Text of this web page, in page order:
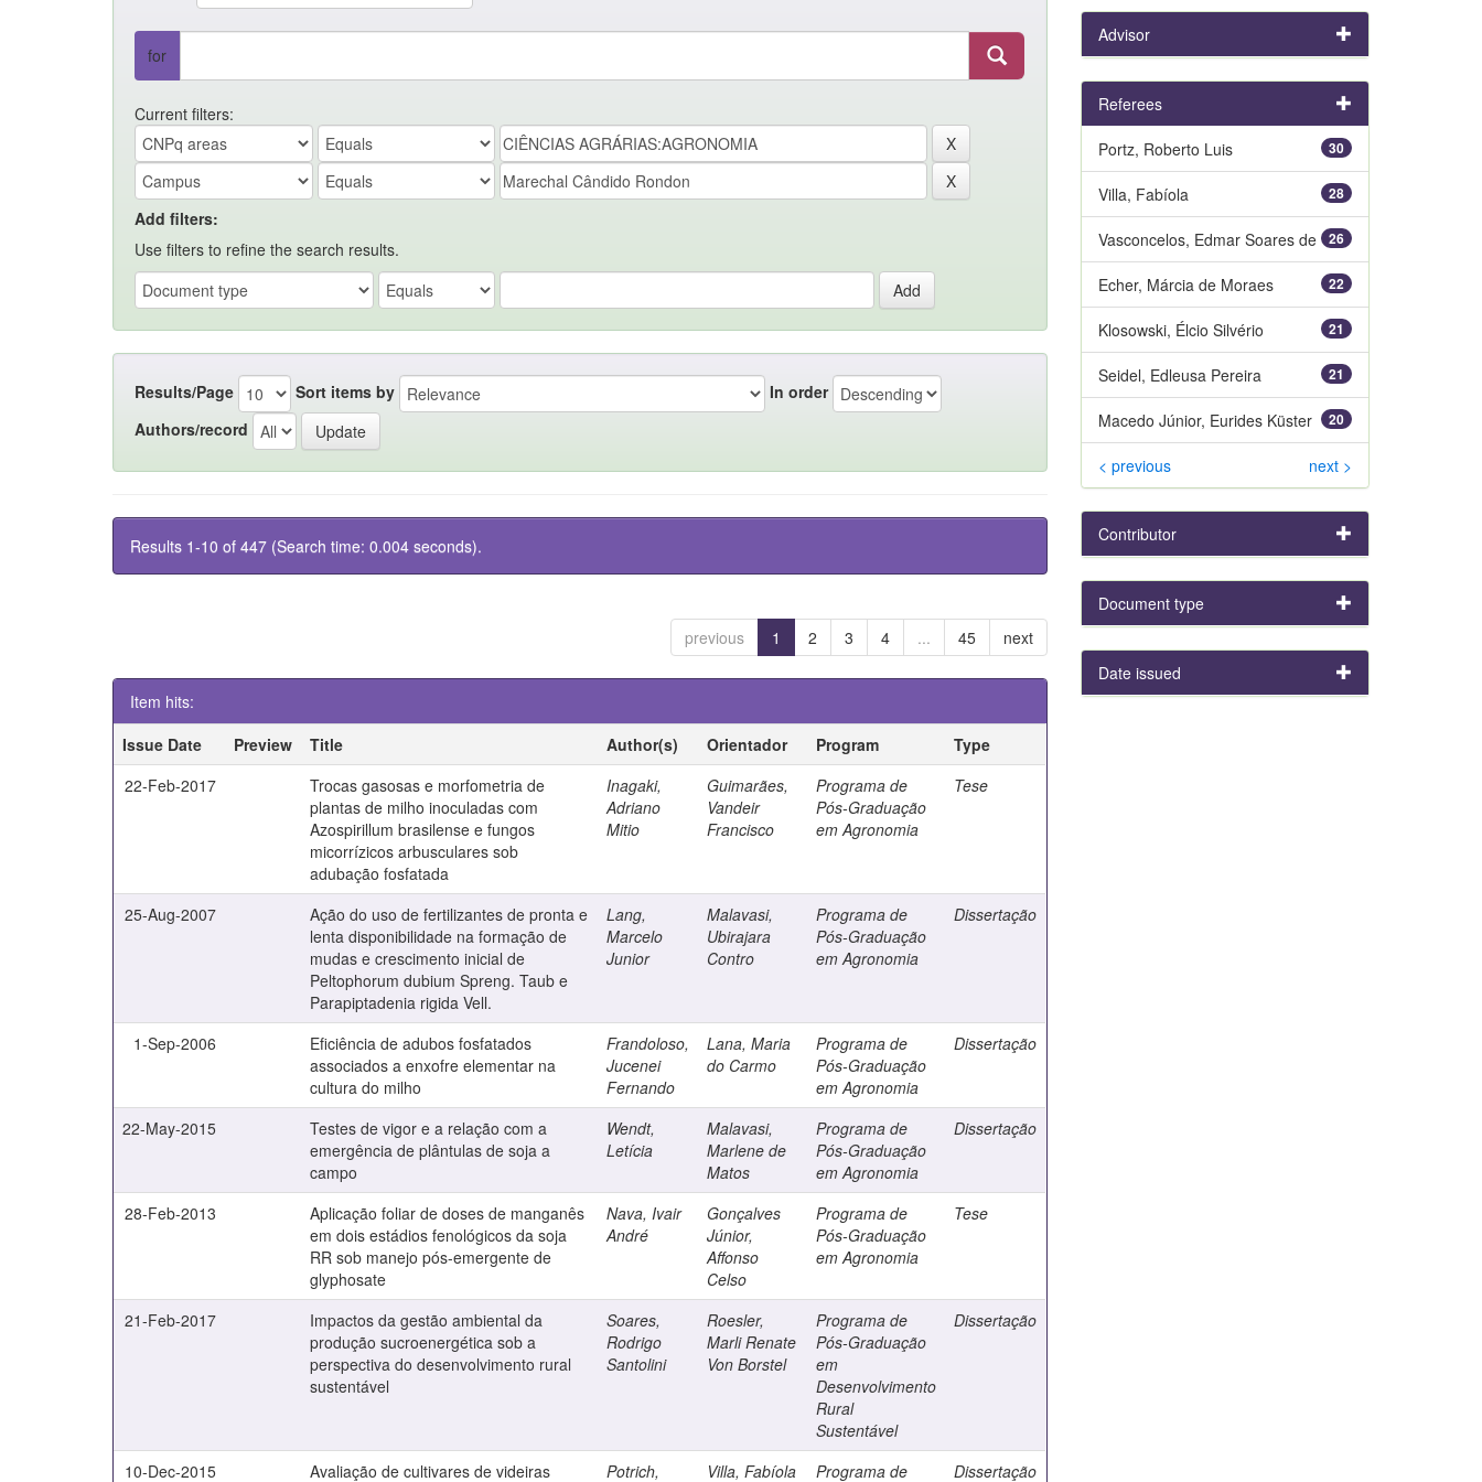
for
Current filters:
Add filters:
Use filters to refine the search results.
Results/Page Sort items by
In order
Authors/record
Results 1-10 of 447 (Search time: 0.004 seconds).
previous 1 2 3 4 ... 45 next
Item hits:
Issue Date
Preview Title Author(s) Orientador Program
Type
22-Feb-2017
Trocas gasosas e morfometria de
plantas de milho inoculadas com
Azospirillum brasilense e fungos
micorrízicos arbusculares sob
adubação fosfatada
Inagaki,
Adriano
Mitio
Guimarães,
Vandeir
Francisco
Programa de
Pós-Graduação
em Agronomia
Tese
25-Aug-2007
Ação do uso de fertilizantes de pronta e
lenta disponibilidade na formação de
mudas e crescimento inicial de
Peltophorum dubium Spreng. Taub e
Parapiptadenia rigida Vell.
Lang,
Marcelo
Junior
Malavasi,
Ubirajara
Contro
Programa de
Pós-Graduação
em Agronomia
Dissertação
1-Sep-2006
Eficiência de adubos fosfatados
associados a enxofre elementar na
cultura do milho
Frandoloso,
Jucenei
Fernando
Lana, Maria
do Carmo
Programa de
Pós-Graduação
em Agronomia
Dissertação
22-May-2015
Testes de vigor e a relação com a
emergência de plântulas de soja a
campo
Wendt,
Letícia
Malavasi,
Marlene de
Matos
Programa de
Pós-Graduação
em Agronomia
Dissertação
28-Feb-2013
Aplicação foliar de doses de manganês
em dois estádios fenológicos da soja
RR sob manejo pós-emergente de
glyphosate
Nava, Ivair
André
Gonçalves
Júnior,
Affonso
Celso
Programa de
Pós-Graduação
em Agronomia
Tese
21-Feb-2017
Impactos da gestão ambiental da
produção sucroenergética sob a
perspectiva do desenvolvimento rural
sustentável
Soares,
Rodrigo
Santolini
Roesler,
Marli Renate
Von Borstel
Programa de
Pós-Graduação
em
Desenvolvimento
Rural
Sustentável
Dissertação
10-Dec-2015
Avaliação de cultivares de videiras
Potrich,
Villa, Fabíola
Programa de
Dissertação
Advisor
Referees
30
Portz, Roberto Luis
28
Villa, Fabíola
26
Vasconcelos, Edmar Soares de
22
Echer, Márcia de Moraes
21
Klosowski, Élcio Silvério
21
Seidel, Edleusa Pereira
20
Macedo Júnior, Eurides Küster
< previous next >
Contributor
Document type
Date issued